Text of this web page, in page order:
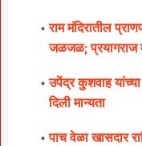
राम मंदिरातील
जळजळ;
उपेंद्र कुशवाह
दिली मान्यता
पाच वेळा खासदार